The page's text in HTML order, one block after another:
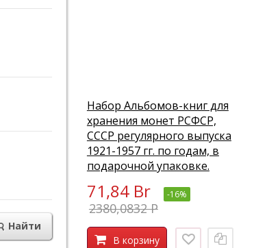
Найти
Набор Альбомов-книг для
хранения монет РСФСР,
СССР регулярного выпуска
1921-1957 гг. по годам, в
подарочной упаковке.
71,84 Br -16%
2380,0832 P
В корзину